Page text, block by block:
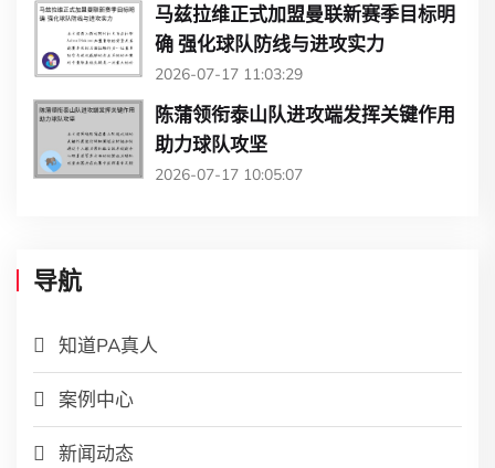
马兹拉维正式加盟曼联新赛季目标明
确 强化球队防线与进攻实力
2026-07-17 11:03:29
陈蒲领衔泰山队进攻端发挥关键作用
助力球队攻坚
2026-07-17 10:05:07
导航
知道PA真人
案例中心
新闻动态